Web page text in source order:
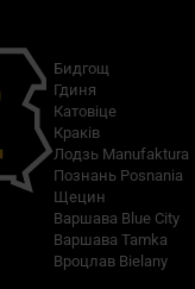
Бидгощ
Гдиня
Катовіце
Краків
Лодзь Manufaktura
Познань Posnania
Щецин
Варшава Blue City
Варшава Tamka
Вроцлав Bielany